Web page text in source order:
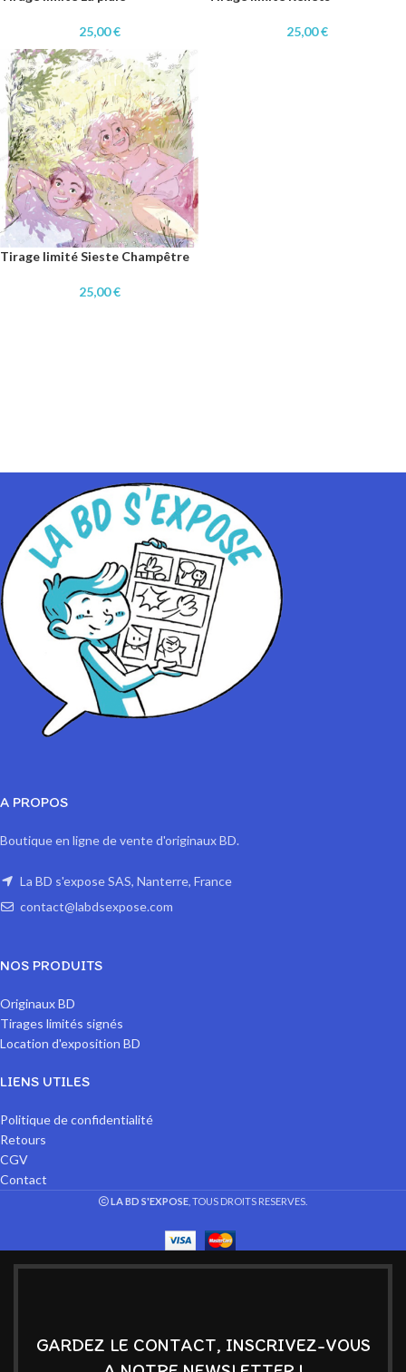
25,00€ 25,00€
Tirage limité Sieste Champêtre
25,00€
A PROPOS
Boutique en ligne de vente d'originaux BD.
La BD s'expose SAS, Nanterre, France
contact@labdsexpose.com
NOS PRODUITS
Originaux BD
Tirages limités signés
Location d'exposition BD
LIENS UTILES
Politique de confidentialité
Retours
CGV
Contact
LA BD S'EXPOSE , TOUS DROITS RESERVES.
GARDEZ LE CONTACT, INSCRIVEZ-VOUS